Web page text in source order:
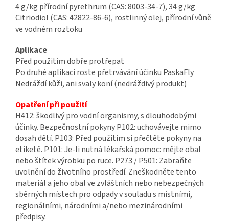
4 g/kg přírodní pyrethrum (CAS: 8003-34-7), 34 g/kg
Citriodiol (CAS: 42822-86-6), rostlinný olej, přírodní vůně
ve vodném roztoku
Aplikace
Před použitím dobře protřepat
Po druhé aplikaci roste přetrvávání účinku PaskaFly
Nedráždí kůži, ani svaly koní (nedráždivý produkt)
Opatření při použití
H412: škodlivý pro vodní organismy, s dlouhodobými
účinky. Bezpečnostní pokyny P102: uchovávejte mimo
dosah dětí. P103: Před použitím si přečtěte pokyny na
etiketě. P101: Je-li nutná lékařská pomoc: mějte obal
nebo štítek výrobku po ruce. P273 / P501: Zabraňte
uvolnění do životního prostředí. Zneškodněte tento
materiál a jeho obal ve zvláštních nebo nebezpečných
sběrných místech pro odpady v souladu s místními,
regionálními, národními a/nebo mezinárodními
předpisy.